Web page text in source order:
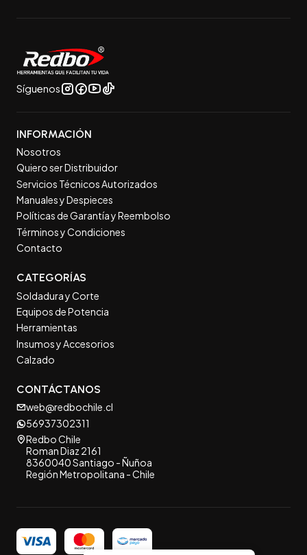
Síguenos
INFORMACIÓN
Nosotros
Quiero ser Distribuidor
Servicios Técnicos Autorizados
Manuales y Despieces
Políticas de Garantía y Reembolso
Términos y Condiciones
Contacto
CATEGORÍAS
Soldadura y Corte
Equipos de Potencia
Herramientas
Insumos y Accesorios
Calzado
CONTÁCTANOS
web@redbochile.cl
56937302311
Redbo Chile
Roman Diaz 2161
8360040 Santiago - Ñuñoa
Región Metropolitana - Chile